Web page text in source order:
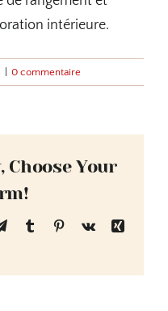
intérieure.
0 commentaire
Choose Your
TelegramTumblrPinterest
Vk
Xing